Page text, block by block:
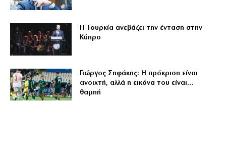
Η Τουρκία ανεβάζει την ένταση στην
Κύπρο
Γιώργος Σηφάκης: Η πρόκριση είναι
ανοιχτή, αλλά η εικόνα του είναι…
θαμπή